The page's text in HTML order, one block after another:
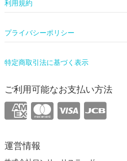
利用規約
プライバシーポリシー
特定商取引法に基づく表示
ご利用可能なお支払い方法
運営情報